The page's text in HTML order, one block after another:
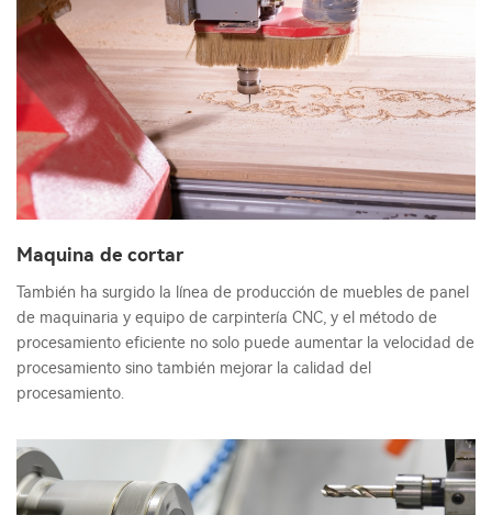
Maquina de cortar
También ha surgido la línea de producción de muebles de panel
de maquinaria y equipo de carpintería CNC, y el método de
procesamiento eficiente no solo puede aumentar la velocidad de
procesamiento sino también mejorar la calidad del
procesamiento.